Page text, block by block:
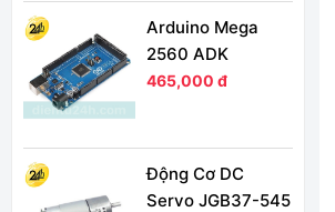
Arduino Mega
2560 ADK
465,000 đ
Động Cơ DC
Servo JGB37-545